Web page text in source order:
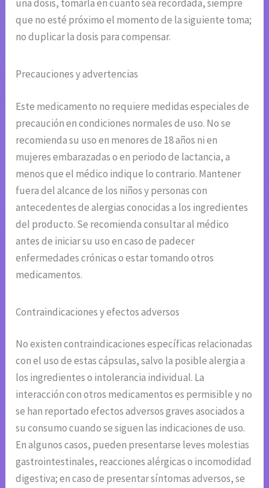
una dosis, tomarla en cuanto sea recordada, siempre
que no esté próximo el momento de la siguiente toma;
no duplicar la dosis para compensar.
Precauciones y advertencias
Este medicamento no requiere medidas especiales de
precaución en condiciones normales de uso. No se
recomienda su uso en menores de 18 años ni en
mujeres embarazadas o en periodo de lactancia, a
menos que el médico indique lo contrario. Mantener
fuera del alcance de los niños y personas con
antecedentes de alergias conocidas a los ingredientes
del producto. Se recomienda consultar al médico
antes de iniciar su uso en caso de padecer
enfermedades crónicas o estar tomando otros
medicamentos.
Contraindicaciones y efectos adversos
No existen contraindicaciones específicas relacionadas
con el uso de estas cápsulas, salvo la posible alergia a
los ingredientes o intolerancia individual. La
interacción con otros medicamentos es permisible y no
se han reportado efectos adversos graves asociados a
su consumo cuando se siguen las indicaciones de uso.
En algunos casos, pueden presentarse leves molestias
gastrointestinales, reacciones alérgicas o incomodidad
digestiva; en caso de presentar síntomas adversos, se